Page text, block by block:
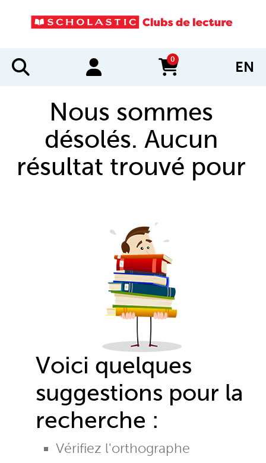
0
items in cart EN
Nous sommes
désolés. Aucun
résultat trouvé pour
Voici quelques
suggestions pour la
recherche :
Vérifiez l'orthographe